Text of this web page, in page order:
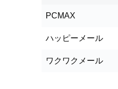
PCMAX
ハッピーメール
ワクワクメール